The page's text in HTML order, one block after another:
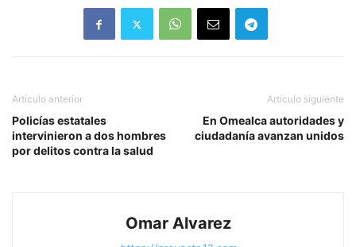
Artículo anterior
Policías estatales
intervinieron a dos hombres
por delitos contra la salud
Artículo siguiente
En Omealca autoridades y
ciudadanía avanzan unidos
Omar Alvarez